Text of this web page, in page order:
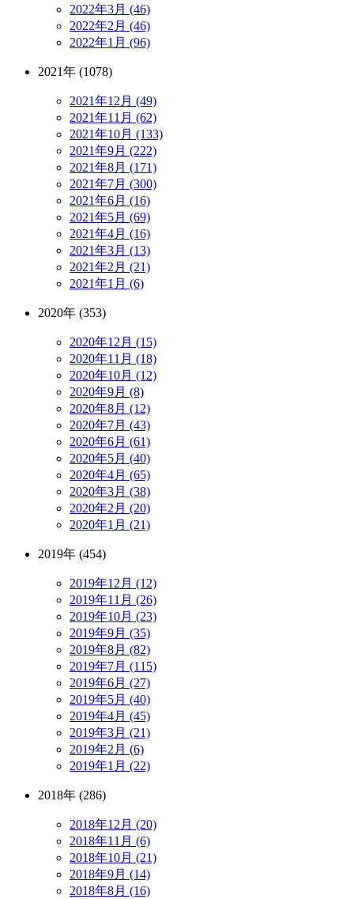
2022年3月 (46)
2022年2月 (46)
2022年1月 (96)
2021年 (1078)
2021年12月 (49)
2021年11月 (62)
2021年10月 (133)
2021年9月 (222)
2021年8月 (171)
2021年7月 (300)
2021年6月 (16)
2021年5月 (69)
2021年4月 (16)
2021年3月 (13)
2021年2月 (21)
2021年1月 (6)
2020年 (353)
2020年12月 (15)
2020年11月 (18)
2020年10月 (12)
2020年9月 (8)
2020年8月 (12)
2020年7月 (43)
2020年6月 (61)
2020年5月 (40)
2020年4月 (65)
2020年3月 (38)
2020年2月 (20)
2020年1月 (21)
2019年 (454)
2019年12月 (12)
2019年11月 (26)
2019年10月 (23)
2019年9月 (35)
2019年8月 (82)
2019年7月 (115)
2019年6月 (27)
2019年5月 (40)
2019年4月 (45)
2019年3月 (21)
2019年2月 (6)
2019年1月 (22)
2018年 (286)
2018年12月 (20)
2018年11月 (6)
2018年10月 (21)
2018年9月 (14)
2018年8月 (16)